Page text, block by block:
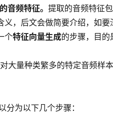
音频特征。 提取的音频特征
义，后文会做简要介绍，如
个特征向量生成的步骤，目
对大量种类繁多的特定音频样
为以下几个步骤：